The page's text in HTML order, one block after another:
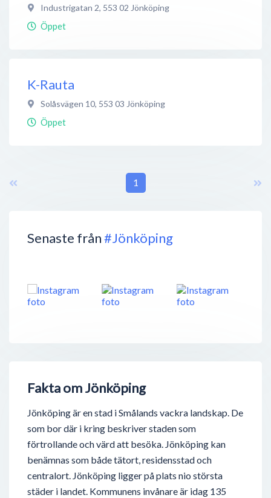
Senaste från#Jönköping
Fakta om Jönköping
Jönköping är en stad i Smålands vackra landskap. De
som bor där i kring beskriver staden som
förtrollande och värd att besöka. Jönköping kan
benämnas som både tätort, residensstad och
centralort. Jönköping ligger på plats nio största
städer i landet. Kommunens invånare är idag 135
Industrigatan 2, 553 02 Jönköping
Öppet
K-Rauta
Solåsvägen 10, 553 03 Jönköping
Öppet
1